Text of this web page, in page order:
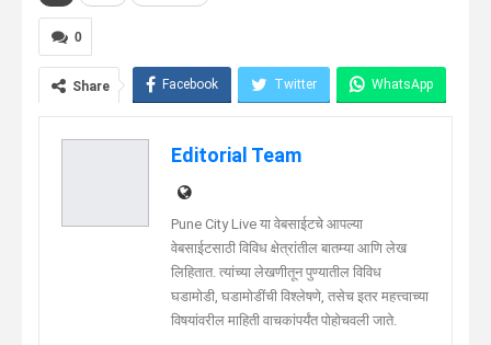
0
Share Facebook Twitter WhatsApp
Editorial Team
Pune City Live या वेबसाईटचे आपल्या
वेबसाईटसाठी विविध क्षेत्रांतील बातम्या आणि लेख
लिहितात. त्यांच्या लेखणीतून पुण्यातील विविध
घडामोडी, घडामोडींची विश्लेषणे, तसेच इतर महत्त्वाच्या
विषयांवरील माहिती वाचकांपर्यंत पोहोचवली जाते.